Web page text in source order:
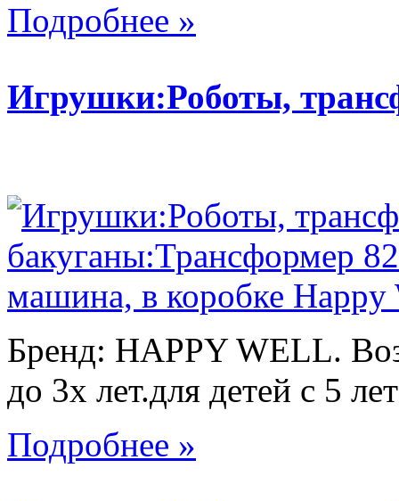
Подробнее »
Игрушки:Роботы,
Бренд: HAPPY WELL.
до 3х лет.для детей с 5 лет
Подробнее »